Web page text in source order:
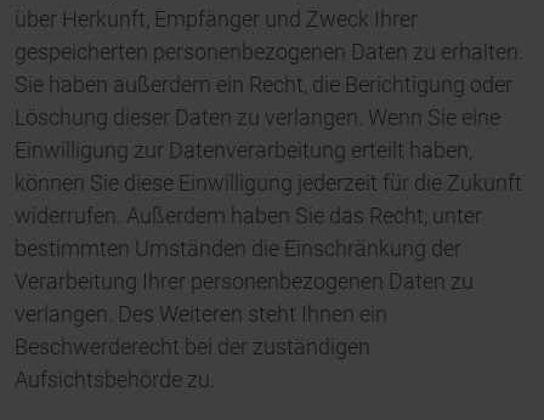
über Herkunft, Empfänger und Zweck Ihrer
gespeicherten personenbezogenen Daten zu erhalten.
Sie haben außerdem ein Recht, die Berichtigung oder
Löschung dieser Daten zu verlangen. Wenn Sie eine
Einwilligung zur Datenverarbeitung erteilt haben,
können Sie diese Einwilligung jederzeit für die Zukunft
widerrufen. Außerdem haben Sie das Recht, unter
bestimmten Umständen die Einschränkung der
Verarbeitung Ihrer personenbezogenen Daten zu
verlangen. Des Weiteren steht Ihnen ein
Beschwerderecht bei der zuständigen
Aufsichtsbehörde zu.